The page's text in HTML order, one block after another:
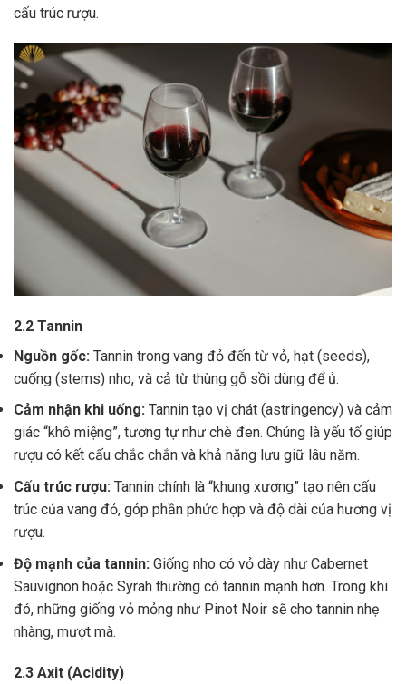
cấu trúc rượu.
2.2 Tannin
Nguồn gốc: Tannin trong vang đỏ đến từ vỏ, hạt (seeds),
cuống (stems) nho, và cả từ thùng gỗ sồi dùng để ủ.
Cảm nhận khi uống: Tannin tạo vị chát (astringency) và cảm
giác “khô miệng”, tương tự như chè đen. Chúng là yếu tố giúp
rượu có kết cấu chắc chắn và khả năng lưu giữ lâu năm.
Cấu trúc rượu: Tannin chính là “khung xương” tạo nên cấu
trúc của vang đỏ, góp phần phức hợp và độ dài của hương vị
rượu.
Độ mạnh của tannin: Giống nho có vỏ dày như Cabernet
Sauvignon hoặc Syrah thường có tannin mạnh hơn. Trong khi
đó, những giống vỏ mỏng như Pinot Noir sẽ cho tannin nhẹ
nhàng, mượt mà.
2.3 Axit (Acidity)